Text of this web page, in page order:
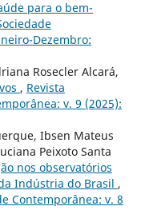
para o bem-
Dezembro:
Rosecler Alcará,
, Revista
v. 9 (2025):
Ibsen Mateus
Peixoto Santa
nos observatórios
Indústria do Brasil ,
Contemporânea: v. 8